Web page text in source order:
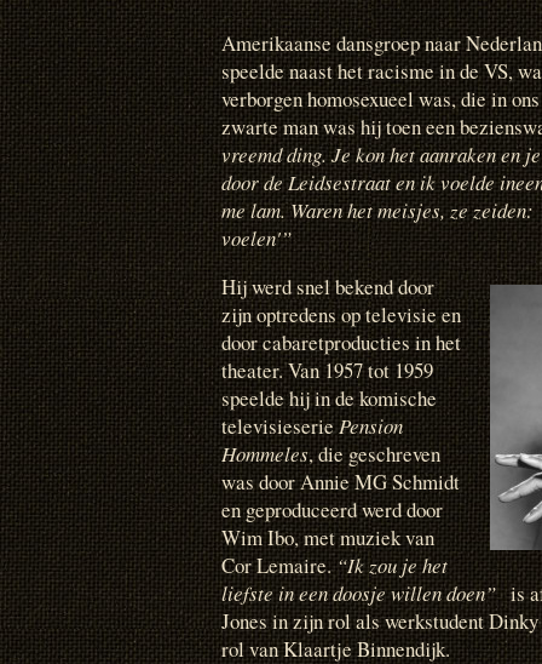
Amerikaanse dansgroep naar
speelde naast het racisme in de VS,
verborgen homosexueel was, die in
zwarte man was hij toen een
vreemd ding. Je kon het aanraken en
door de Leidsestraat en ik voelde
me lam. Waren het meisjes, ze
voelen'”
Hij werd snel bekend door
zijn optredens op televisie en
door cabaretproducties in het
theater. Van 1957 tot 1959
speelde hij in de komische
televisieseriePension
Hommeles, die geschreven
was door Annie MG Schmidt
en geproduceerd werd door
Wim Ibo, met muziek van
Cor Lemaire.“Ik zou je het
liefste in een doosje willen doen”is
Jones in zijn rol als werkstudent
rol van Klaartje Binnendijk.